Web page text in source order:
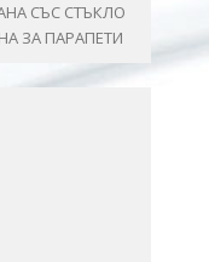
СЪС СТЪКЛО
ЗА ПАРАПЕТИ